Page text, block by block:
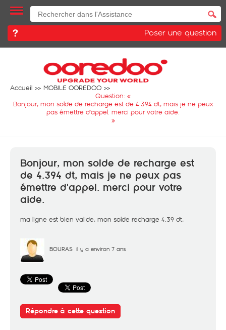
Poser une question
Accueil
MOBILE OOREDOO
Question: «
Bonjour, mon solde de recharge est de 4.394 dt, mais je ne peux
pas émettre d'appel. merci pour votre aide.
»
Bonjour, mon solde de recharge est
de 4.394 dt, mais je ne peux pas
émettre d'appel. merci pour votre
aide.
ma ligne est bien valide, mon solde recharge 4.39 dt,
BOURAS il y a environ 7 ans
Répondre à cette question